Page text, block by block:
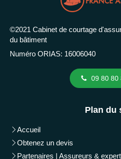
©2021 Cabinet de courtage
du bâtiment
Numéro ORIAS: 16006040
09 80 80
Plan du
Accueil
Obtenez un devis
Partenaires | Assureurs &